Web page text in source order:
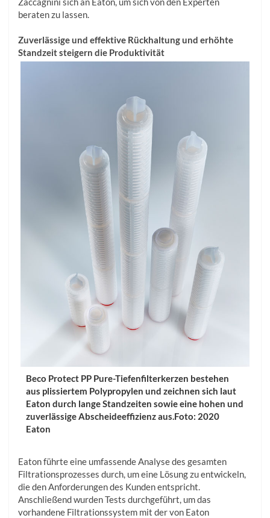
beraten zu lassen.
Zuverlässige und effektive Rückhaltung und erhöhte
Standzeit steigern die Produktivität
Beco Protect PP Pure-Tiefenfilterkerzen bestehen
aus plissiertem Polypropylen und zeichnen sich laut
Eaton durch lange Standzeiten sowie eine hohen und
zuverlässige Abscheideeffizienz aus.Foto: 2020
Eaton
Eaton führte eine umfassende Analyse des gesamten
Filtrationsprozesses durch, um eine Lösung zu entwickeln,
die den Anforderungen des Kunden entspricht.
Anschließend wurden Tests durchgeführt, um das
vorhandene Filtrationssystem mit der von Eaton